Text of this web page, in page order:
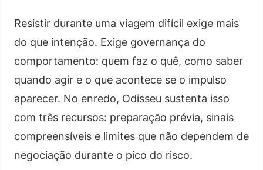
Resistir durante uma viagem difícil exige mais
do que intenção. Exige governança do
comportamento: quem faz o quê, como saber
quando agir e o que acontece se o impulso
aparecer. No enredo, Odisseu sustenta isso
com três recursos: preparação prévia, sinais
compreensíveis e limites que não dependem de
negociação durante o pico do risco.